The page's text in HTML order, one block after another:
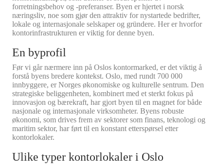
forretningsbehov og -preferanser. Byen er hjertet i norsk
næringsliv, noe som gjør den attraktiv for nystartede bedrifter,
lokale og internasjonale selskaper og gründere. Her er hvorfor
kontorinfrastrukturen er viktig for denne byen.
En byprofil
Før vi går nærmere inn på Oslos kontormarked, er det viktig å
forstå byens bredere kontekst. Oslo, med rundt 700 000
innbyggere, er Norges økonomiske og kulturelle sentrum. Den
strategiske beliggenheten, kombinert med et sterkt fokus på
innovasjon og bærekraft, har gjort byen til en magnet for både
nasjonale og internasjonale virksomheter. Byens robuste
økonomi, som drives frem av sektorer som finans, teknologi og
maritim sektor, har ført til en konstant etterspørsel etter
kontorlokaler.
Ulike typer kontorlokaler i Oslo